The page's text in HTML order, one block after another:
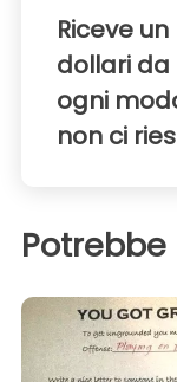
Riceve
dollari da
ogni
non ci